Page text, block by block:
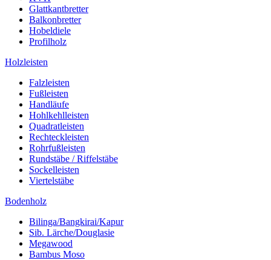
Glattkantbretter
Balkonbretter
Hobeldiele
Profilholz
Holzleisten
Falzleisten
Fußleisten
Handläufe
Hohlkehlleisten
Quadratleisten
Rechteckleisten
Rohrfußleisten
Rundstäbe / Riffelstäbe
Sockelleisten
Viertelstäbe
Bodenholz
Bilinga/Bangkirai/Kapur
Sib. Lärche/Douglasie
Megawood
Bambus Moso